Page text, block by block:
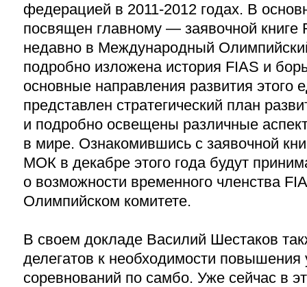
федерацией в 2011-2012 годах. В
посвящен главному — заявочной книге
недавно в Международный
подробно изложена история FIAS и
основные направления развития этого
представлен стратегический план
и подробно освещены различные
в мире. Ознакомившись с заявочной
МОК в декабре этого года будут
о возможности временного членства
Олимпийском комитете.
В своем докладе Василий Шестаков
делегатов к необходимости повышения
соревнований по самбо. Уже сейчас в